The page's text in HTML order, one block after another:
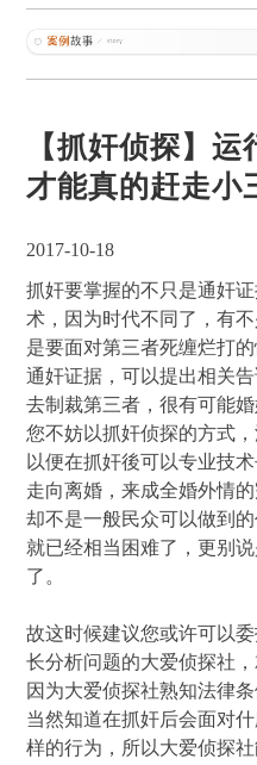
【抓奸侦探】运
才能真的赶走小
2017-10-18
抓奸要掌握的不只是通奸
术，因为时代不同了，有
是要面对第三者死缠烂打
通奸证据，可以提出相关
去制裁第三者，很有可能
您不妨以抓奸侦探的方式
以便在抓奸後可以专业技
走向离婚，来成全婚外情
却不是一般民众可以做到
就已经相当困难了，更别
了。
故这时候建议您或许可以
长分析问题的大爱侦探社
因为大爱侦探社熟知法律
当然知道在抓奸后会面对
样的行为，所以大爱侦探